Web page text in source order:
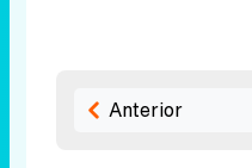
Anterior